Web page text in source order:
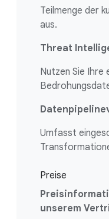
Teilmenge der
aus.
Threat
Nutzen Sie Ihre
Umfasst
Preise
unserem